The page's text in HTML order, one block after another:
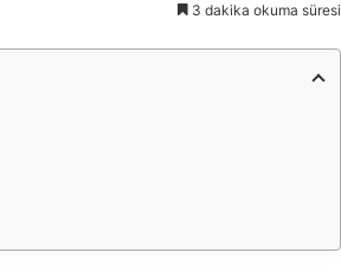
3 dakika okuma süresi